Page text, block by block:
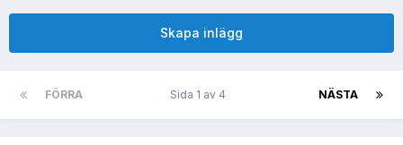
Skapa inlägg
FÖRRA NÄSTA
Sida 1 av 4